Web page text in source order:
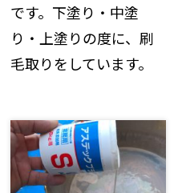
です。下塗り・中塗
り・上塗りの度に、刷
毛取りをしています。